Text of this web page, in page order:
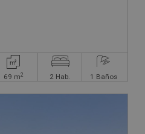
69 m2 2 Hab. 1 Baños